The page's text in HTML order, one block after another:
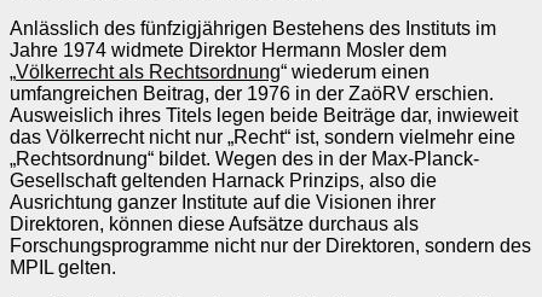
Anlässlich des fünfzigjährigen Bestehens des Instituts im
Jahre 1974 widmete Direktor Hermann Mosler dem
„Völkerrecht als Rechtsordnung“ wiederum einen
umfangreichen Beitrag, der 1976 in der ZaöRV erschien.
Ausweislich ihres Titels legen beide Beiträge dar, inwieweit
das Völkerrecht nicht nur „Recht“ ist, sondern vielmehr eine
„Rechtsordnung“ bildet. Wegen des in der Max-Planck-
Gesellschaft geltenden Harnack Prinzips, also die
Ausrichtung ganzer Institute auf die Visionen ihrer
Direktoren, können diese Aufsätze durchaus als
Forschungsprogramme nicht nur der Direktoren, sondern des
MPIL gelten.